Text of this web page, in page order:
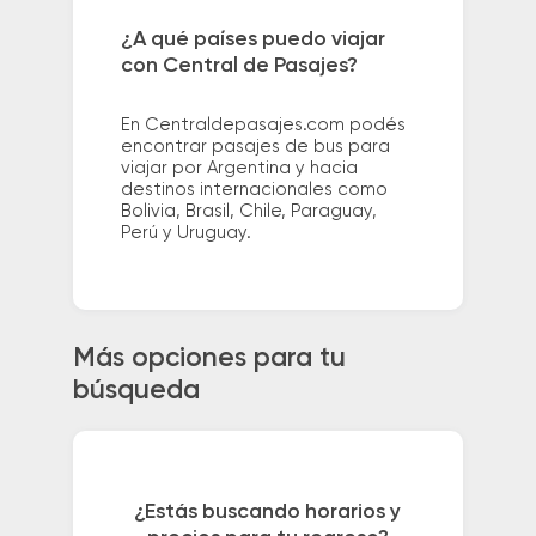
¿A qué países puedo viajar
con Central de Pasajes?
En Centraldepasajes.com podés
encontrar pasajes de bus para
viajar por Argentina y hacia
destinos internacionales como
Bolivia, Brasil, Chile, Paraguay,
Perú y Uruguay.
Más opciones para tu
búsqueda
¿Estás buscando horarios y